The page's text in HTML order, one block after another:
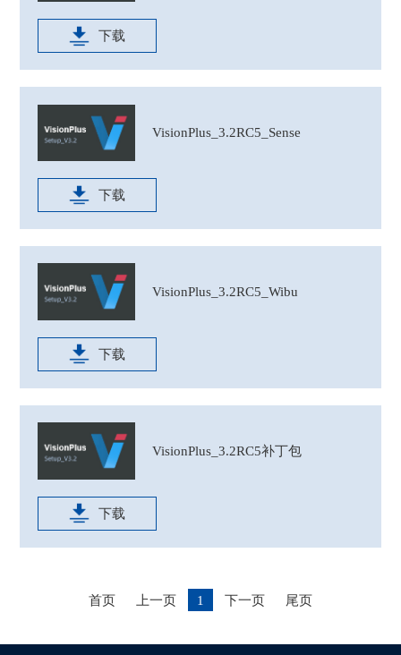
下载
VisionPlus_3.2RC5_Sense
下载
VisionPlus_3.2RC5_Wibu
下载
VisionPlus_3.2RC5补丁包
下载
首页 上一页 1 下一页 尾页